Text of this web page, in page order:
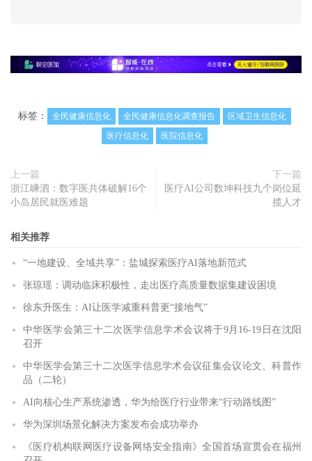
标签： 全民健康信息化 全民健康信息化调查报告
区域卫生信息化
医疗信息化
医院信息化
上一篇
浙江嵊泗：数字医共体破解16个
小岛居民就医难题
下一篇
医疗AI公司数坤科技九个岗位延
揽人才
相关推荐
“一地建设、全域共享”：盐城探索医疗AI落地新范式
张琼瑶：调动临床积极性，走出医疗高质量数据集建设困境
徐东升医生：AI让医学减重科普更“接地气”
中华医学会第三十二次医学信息学术会议将于9月16-19日在沈阳
召开
中华医学会第三十二次医学信息学术会议征集会议论文、科普作
品（二轮）
AI向核心生产系统渗透，华为给医疗行业带来“行动路线图”
华为深圳场景化解决方案发布会成功举办
《医疗机构联网医疗设备网络安全指南》全国首场宣贯会在福州